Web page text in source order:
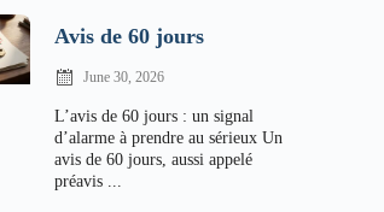
Avis de 60 jours
June 30, 2026
L’avis de 60 jours : un signal
d’alarme à prendre au sérieux Un
avis de 60 jours, aussi appelé
préavis ...